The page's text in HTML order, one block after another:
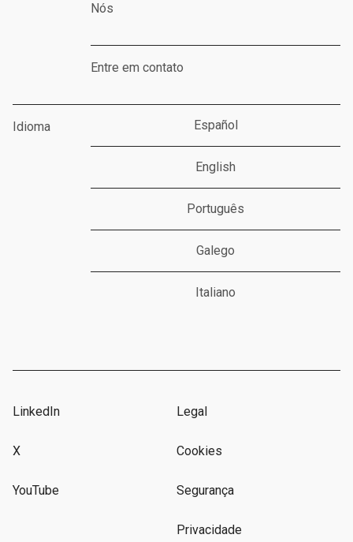
Nós
Entre em contato
Idioma Español
English
Português
Galego
Italiano
LinkedIn
X
YouTube
Legal
Cookies
Segurança
Privacidade